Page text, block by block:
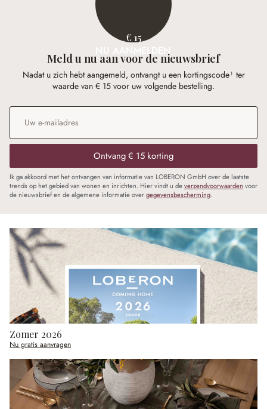
€ 15
NU AANMELDEN
Meld u nu aan voor de nieuwsbrief
Nadat u zich hebt aangemeld, ontvangt u een kortingscode¹ ter
waarde van € 15 voor uw volgende bestelling.
E-mailadres
Ontvang € 15 korting
Ik ga akkoord met het ontvangen van informatie van LOBERON GmbH over de laatste
trends op het gebied van wonen en inrichten. Hier vindt u deverzendvoorwaarden voor
de nieuwsbrief en de algemene informatie overgegevensbescherming.
Zomer 2026
Nu gratis aanvragen